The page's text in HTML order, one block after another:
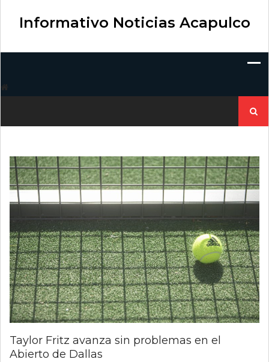
contentInformativo Noticias Acapulco
Taylor Fritz avanza sin problemas en el
Abierto de Dallas